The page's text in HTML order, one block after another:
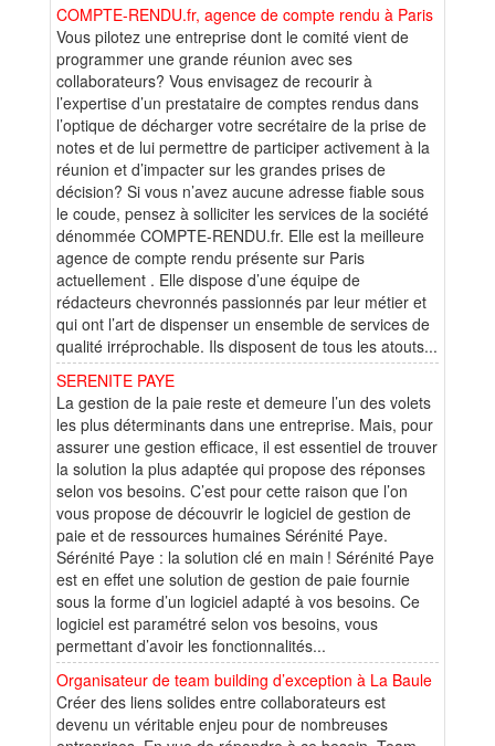
COMPTE-RENDU.fr, agence de compte rendu à Paris
Vous pilotez une entreprise dont le comité vient de
programmer une grande réunion avec ses
collaborateurs? Vous envisagez de recourir à
l’expertise d’un prestataire de comptes rendus dans
l’optique de décharger votre secrétaire de la prise de
notes et de lui permettre de participer activement à la
réunion et d’impacter sur les grandes prises de
décision? Si vous n’avez aucune adresse fiable sous
le coude, pensez à solliciter les services de la société
dénommée COMPTE-RENDU.fr. Elle est la meilleure
agence de compte rendu présente sur Paris
actuellement . Elle dispose d’une équipe de
rédacteurs chevronnés passionnés par leur métier et
qui ont l’art de dispenser un ensemble de services de
qualité irréprochable. Ils disposent de tous les atouts...
SERENITE PAYE
La gestion de la paie reste et demeure l’un des volets
les plus déterminants dans une entreprise. Mais, pour
assurer une gestion efficace, il est essentiel de trouver
la solution la plus adaptée qui propose des réponses
selon vos besoins. C’est pour cette raison que l’on
vous propose de découvrir le logiciel de gestion de
paie et de ressources humaines Sérénité Paye.
Sérénité Paye : la solution clé en main ! Sérénité Paye
est en effet une solution de gestion de paie fournie
sous la forme d’un logiciel adapté à vos besoins. Ce
logiciel est paramétré selon vos besoins, vous
permettant d’avoir les fonctionnalités...
Organisateur de team building d’exception à La Baule
Créer des liens solides entre collaborateurs est
devenu un véritable enjeu pour de nombreuses